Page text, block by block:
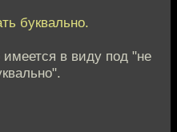
буквально.
в виду под "не